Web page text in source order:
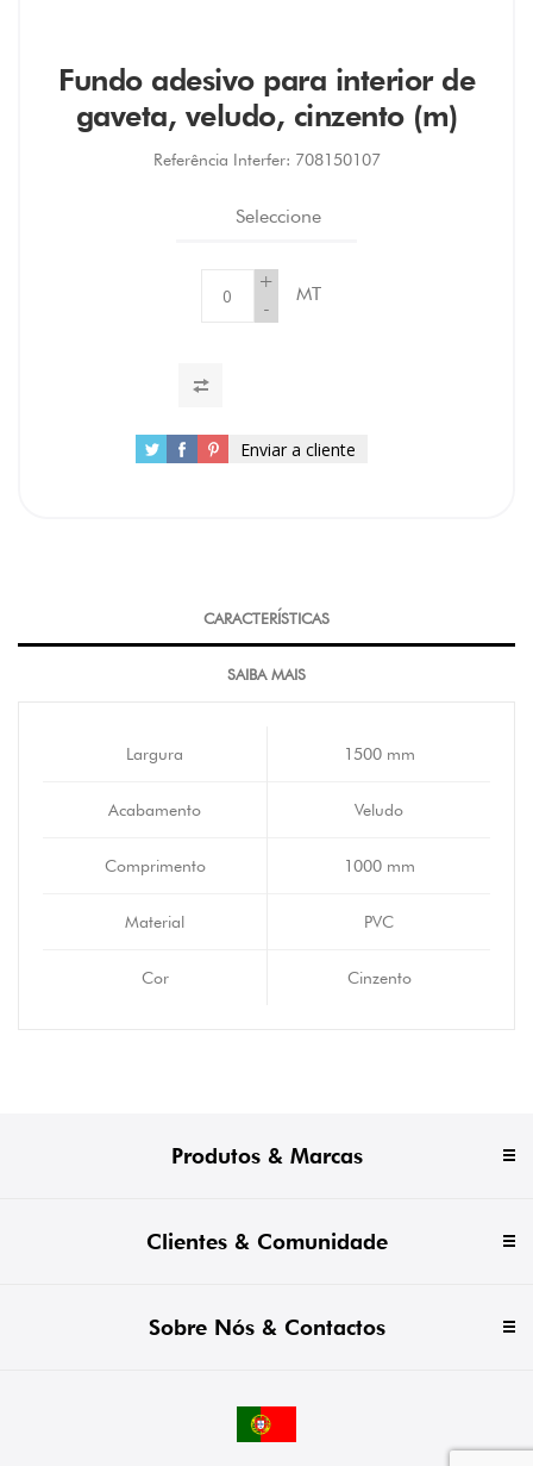
Fundo adesivo para interior de
gaveta, veludo, cinzento (m)
Referência Interfer: 708150107
Seleccione
+
-
MT
Enviar a cliente
CARACTERÍSTICAS
SAIBA MAIS
Largura 1500 mm
Acabamento Veludo
Comprimento 1000 mm
Material PVC
Cor Cinzento
Produtos & Marcas
Clientes & Comunidade
Sobre Nós & Contactos